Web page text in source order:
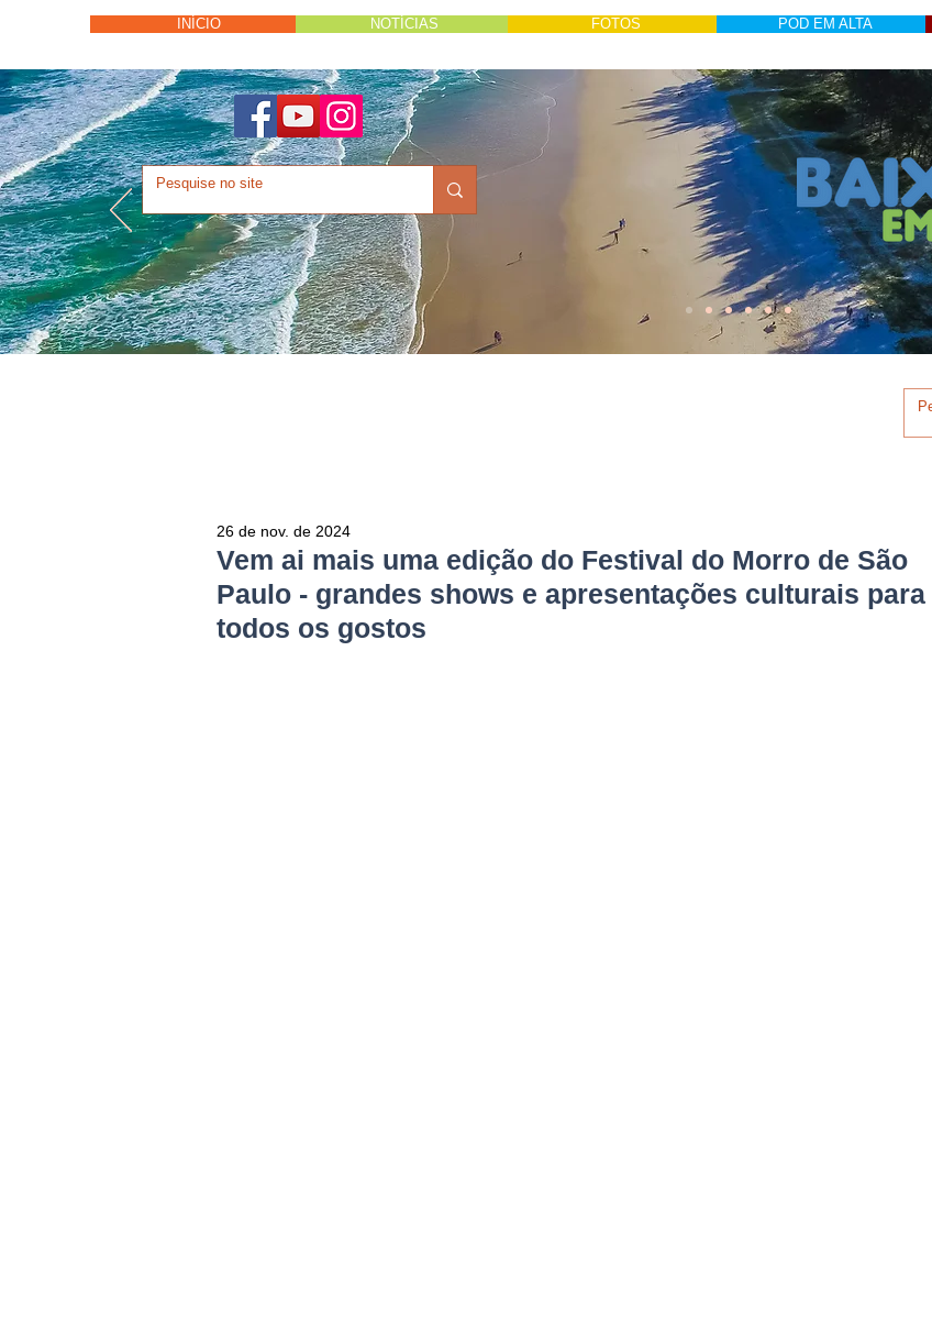
INÍCIO NOTÍCIAS FOTOS POD EM ALTA
Vem ai mais uma edição do Festival do Morro de São
Paulo - grandes shows e apresentações culturais para
todos os gostos
26 de nov. de 2024